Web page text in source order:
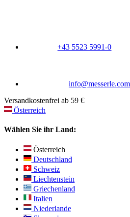
+43 5523 5991-0
info@messerle.com
Versandkostenfrei ab 59 €
Österreich
Wählen Sie ihr Land:
Österreich
Deutschland
Schweiz
Liechtenstein
Griechenland
Italien
Niederlande